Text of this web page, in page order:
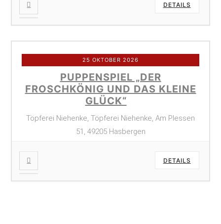
DETAILS
25 OKTOBER 2026
PUPPENSPIEL „DER
FROSCHKÖNIG UND DAS KLEINE
GLÜCK“
Töpferei Niehenke, Töpferei Niehenke, Am Plessen
51, 49205 Hasbergen
DETAILS